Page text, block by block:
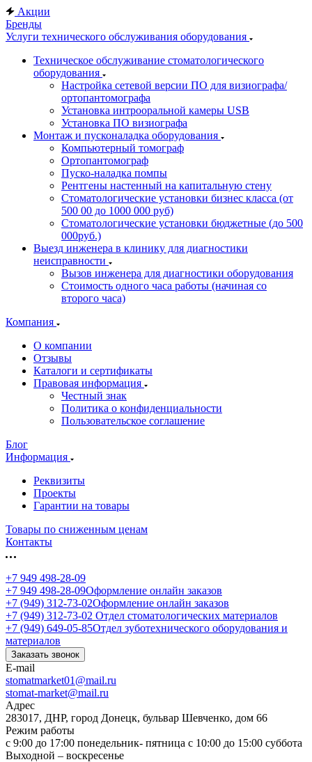
Акции
Бренды
Услуги технического обслуживания оборудования
Техническое обслуживание стоматологического
оборудования
Настройка сетевой версии ПО для визиографа/
ортопантомографа
Установка интрооральной камеры USB
Установка ПО визиографа
Монтаж и пусконаладка оборудования
Компьютерный томограф
Ортопантомограф
Пуско-наладка помпы
Рентгены настенный на капитальную стену
Стоматологические установки бизнес класса (от
500 00 до 1000 000 руб)
Стоматологические установки бюджетные (до 500
000руб.)
Выезд инженера в клинику для диагностики
неисправности
Вызов инженера для диагностики оборудования
Стоимость одного часа работы (начиная со
второго часа)
Компания
О компании
Отзывы
Каталоги и сертификаты
Правовая информация
Честный знак
Политика о конфиденциальности
Пользовательское соглашение
Блог
Информация
Реквизиты
Проекты
Гарантии на товары
Товары по сниженным ценам
Контакты
+7 949 498-28-09
+7 949 498-28-09Оформление онлайн заказов
+7 (949) 312-73-02Оформление онлайн заказов
+7 (949) 312-73-02 Отдел стоматологических материалов
+7 (949) 649-05-85Отдел зуботехнического оборудования и
материалов
Заказать звонок
E-mail
stomatmarket01@mail.ru
stomat-market@mail.ru
Адрес
283017, ДНР, город Донецк, бульвар Шевченко, дом 66
Режим работы
с 9:00 до 17:00 понедельник- пятница с 10:00 до 15:00 суббота
Выходной – воскресенье